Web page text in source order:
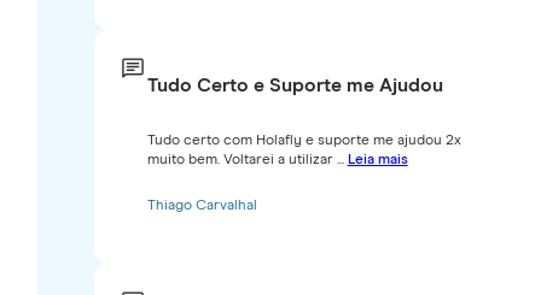
Tudo Certo e Suporte me Ajudou
Tudo certo com Holafly e suporte me ajudou 2x
muito bem. Voltarei a utilizar ... Leia mais
Thiago Carvalhal